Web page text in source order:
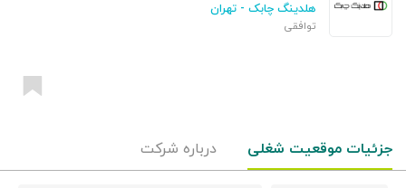
هلدینگ چابک - تهران
توافقی
جزئیات موقعیت شغلی درباره شرکت